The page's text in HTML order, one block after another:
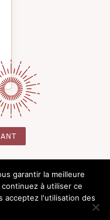
de la Littérature -
garantir la meilleure
à utiliser ce
acceptez l'utilisation des